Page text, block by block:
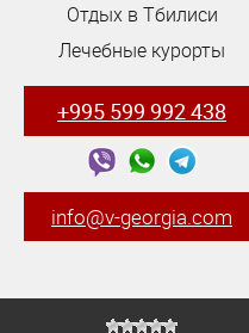
Отдых в Тбилиси
Лечебные курорты
+995 599 992 438
info@v-georgia.com